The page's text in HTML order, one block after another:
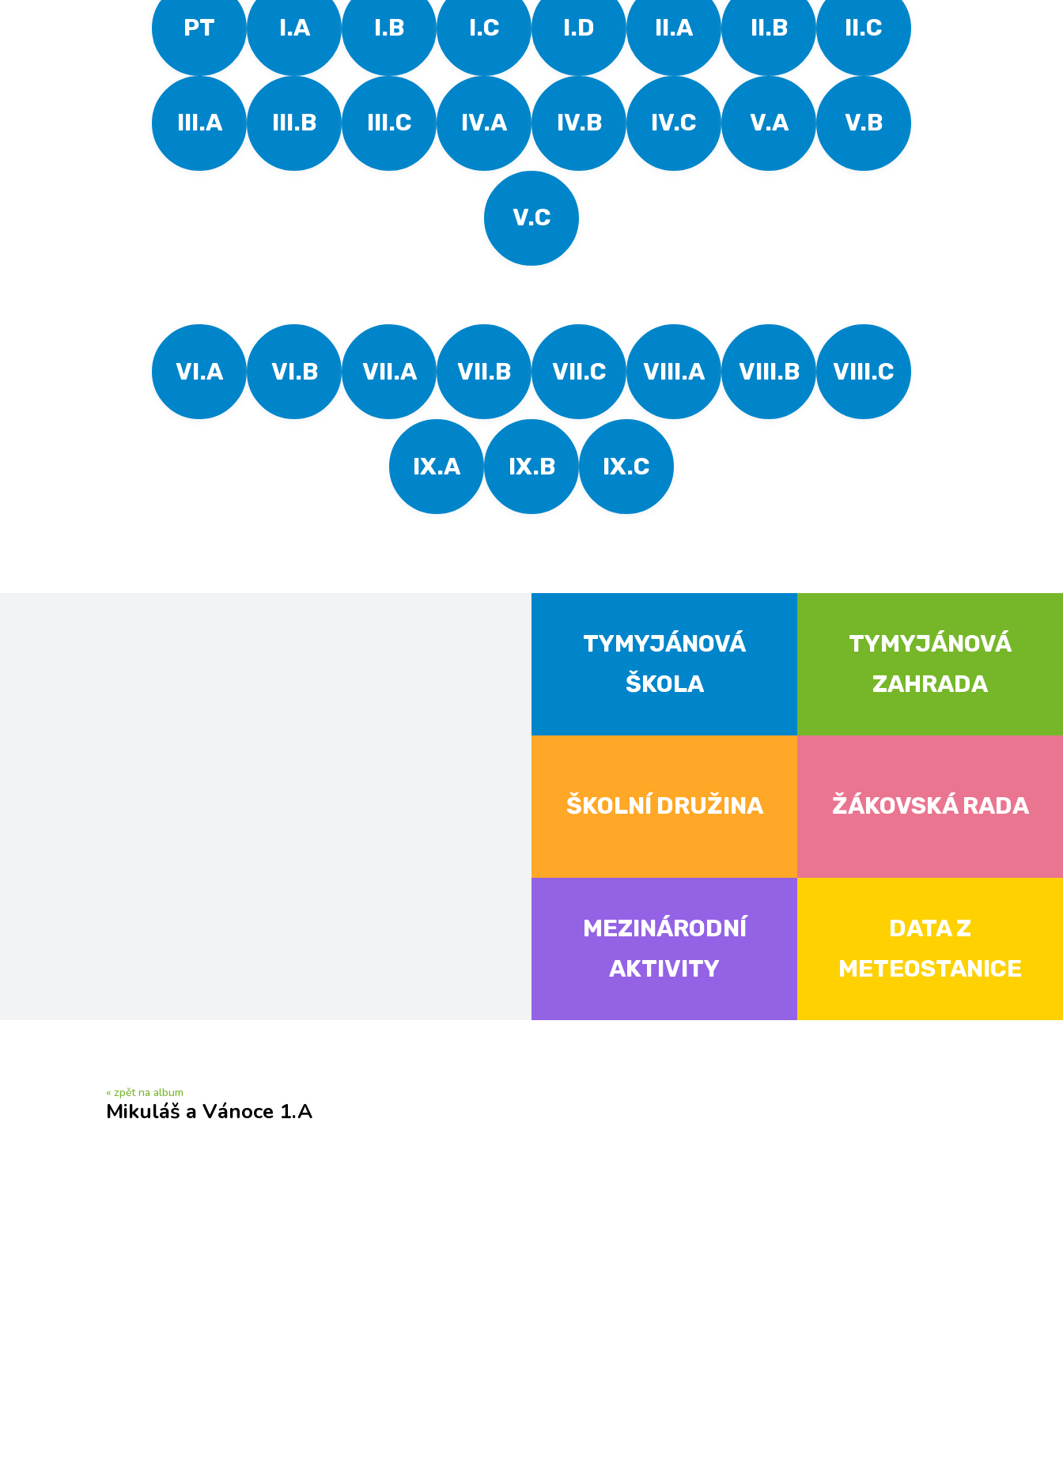
PT I.A I.B I.C I.D II.A II.B II.C
III.A III.B III.C IV.A IV.B IV.C V.A V.B
V.C
VI.A VI.B VII.A VII.B VII.C VIII.A VIII.B VIII.C
IX.A IX.B IX.C
TYMYJÁNOVÁ
ŠKOLA
TYMYJÁNOVÁ
ZAHRADA
ŠKOLNÍ DRUŽINA ŽÁKOVSKÁ RADA
MEZINÁRODNÍ
AKTIVITY
DATA Z
METEOSTANICE
« zpět na album
Mikuláš a Vánoce 1.A